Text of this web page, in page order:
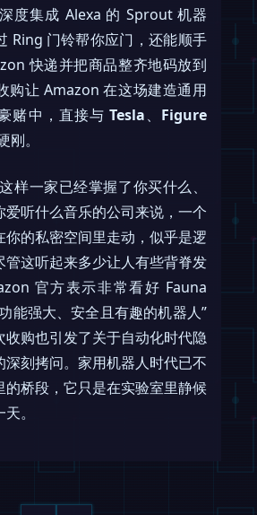
度集成 Alexa 的 Sprout 机器
Ring 门铃帮你应门，还能顺手
快递并把商品整齐地码放到
购让 Amazon 在这场建造通用
赌中，直接与 Tesla、 Figure
。
样一家已经掌握了你买什么、
爱听什么音乐的公司来说，一个
你的私密空间里走动，似乎是逻
管这听起来多少让人有些背脊发
官方表示非常看好 Fauna
能强大、安全且有趣的机器人”
收购也引发了关于自动化时代隐
深刻拷问。家用机器人时代已不
的桥段，它只是在实验室里静候
。